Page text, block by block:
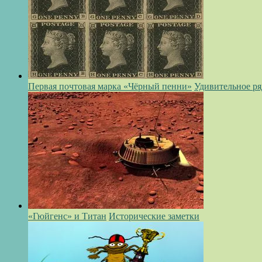
Первая почтовая марка «Чёрный пенни» Удивительное
«Гюйгенс» и Титан Исторические заметки